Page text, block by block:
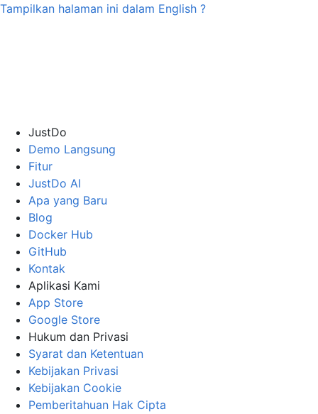
Tampilkan halaman ini dalam English ?
JustDo
Demo Langsung
Fitur
JustDo AI
Apa yang Baru
Blog
Docker Hub
GitHub
Kontak
Aplikasi Kami
App Store
Google Store
Hukum dan Privasi
Syarat dan Ketentuan
Kebijakan Privasi
Kebijakan Cookie
Pemberitahuan Hak Cipta